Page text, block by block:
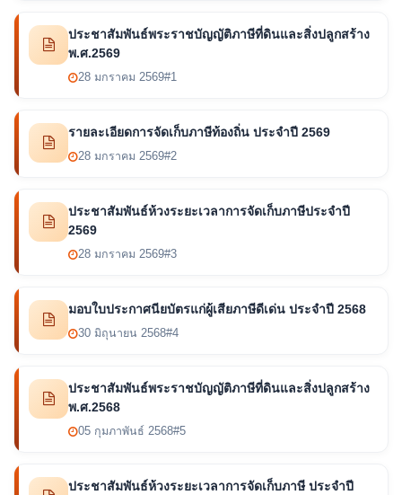
ประชาสัมพันธ์พระราชบัญญัติภาษีที่ดินและสิ่งปลูกสร้าง
พ.ศ.2569
28 มกราคม 2569#1
รายละเอียดการจัดเก็บภาษีท้องถิ่น ประจำปี 2569
28 มกราคม 2569#2
ประชาสัมพันธ์ห้วงระยะเวลาการจัดเก็บภาษีประจำปี
2569
28 มกราคม 2569#3
มอบใบประกาศนียบัตรแก่ผู้เสียภาษีดีเด่น ประจำปี 2568
30 มิถุนายน 2568#4
ประชาสัมพันธ์พระราชบัญญัติภาษีที่ดินและสิ่งปลูกสร้าง
พ.ศ.2568
05 กุมภาพันธ์ 2568#5
ประชาสัมพันธ์ห้วงระยะเวลาการจัดเก็บภาษี ประจำปี